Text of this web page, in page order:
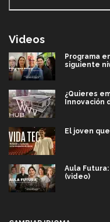
Videos
Programa
siguiente
¿Quieres
Innovación
El joven
Aula
(video)